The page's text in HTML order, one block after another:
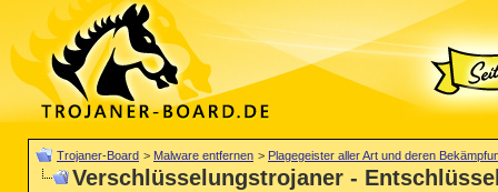
Trojaner-Board > Malware entfernen > Plagegeister aller Art und deren
Verschlüsselungstrojaner -